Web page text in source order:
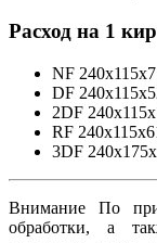
Расход на 1
NF
DF
2DF
RF
3DF
Внимание По
обработки, а